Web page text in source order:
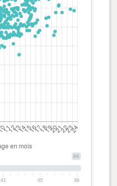
86
43 65 86